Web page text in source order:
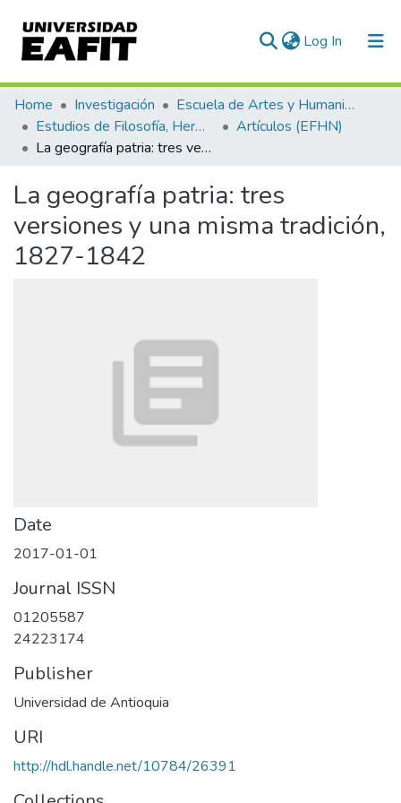
Log In (current)
Statistics
Home Investigación
Escuela de Artes y Humanidades
Estudios de Filosofía, Hermenéutica y Narrativas
Artículos (EFHN)
La geografía patria: tres versiones y una misma tradición, 1827-1842
La geografía patria: tres
versiones y una misma tradición,
1827-1842
Date
2017-01-01
Journal ISSN
01205587
24223174
Publisher
Universidad de Antioquia
URI
http://hdl.handle.net/10784/26391